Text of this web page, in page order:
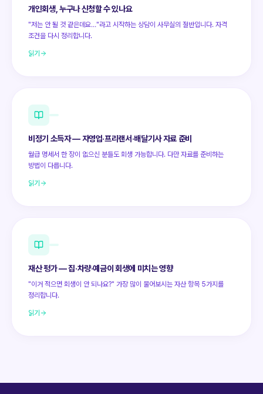
개인회생, 누구나 신청할 수 있나요
"저는 안 될 것 같은데요…"라고 시작하는 상담이 사무실의 절반입니다. 자격
조건을 다시 정리합니다.
읽기
비정기 소득자 — 자영업·프리랜서·배달기사 자료 준비
월급 명세서 한 장이 없으신 분들도 회생 가능합니다. 다만 자료를 준비하는
방법이 다릅니다.
읽기
재산 평가 — 집·차량·예금이 회생에 미치는 영향
"이거 적으면 회생이 안 되나요?" 가장 많이 물어보시는 자산 항목 5가지를
정리합니다.
읽기